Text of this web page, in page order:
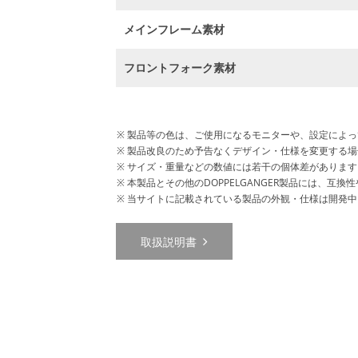
メインフレーム素材
フロントフォーク素材
製品等の色は、ご使用になるモニターや、設定によ
製品改良のため予告なくデザイン・仕様を変更する
サイズ・重量などの数値には若干の個体差がありま
本製品とその他のDOPPELGANGER製品には、互換
当サイトに記載されている製品の外観・仕様は開発
取扱説明書